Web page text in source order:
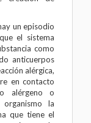
un episodio
el sistema
como
anticuerpos
alérgica,
en contacto
alérgeno o
la
que tiene el